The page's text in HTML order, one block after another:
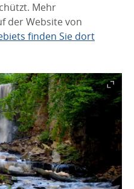
Mehr
der Website von
finden Sie dort